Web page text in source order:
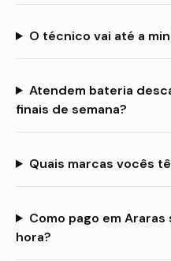
O técnico vai até a
Atendem bateria
finais de semana?
Quais marcas vocês
Como pago em
hora?